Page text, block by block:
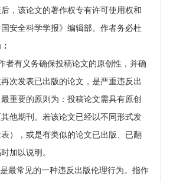
，该论文的著作权专有许可使用权和
安全科学学报》编辑部。作者务必杜
：
者有义务确保投稿论文的原创性，并确
次发表已出版的论文，是严重违反出
重要的原则为：投稿论文需具有原创
他期刊。若该论文已经以不同形式发
），或是有类似的论文已出版、已翻
加以说明。
最常见的一种违反出版伦理行为。指作